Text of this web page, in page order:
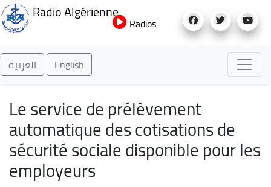
au
Radio Algérienne
Radios
العربية English
Le service de prélèvement
automatique des cotisations de
sécurité sociale disponible pour les
employeurs